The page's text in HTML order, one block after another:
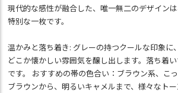
現代的な感性が融合した、唯一無二のデザイン
特別な一枚です。
温かみと落ち着き: グレーの持つクールな印象に
どこか懐かしい雰囲気を醸し出します。落ち着
です。 おすすめの帯の色合い：ブラウン系、こ
ブラウンから、明るいキャメルまで、様々なト